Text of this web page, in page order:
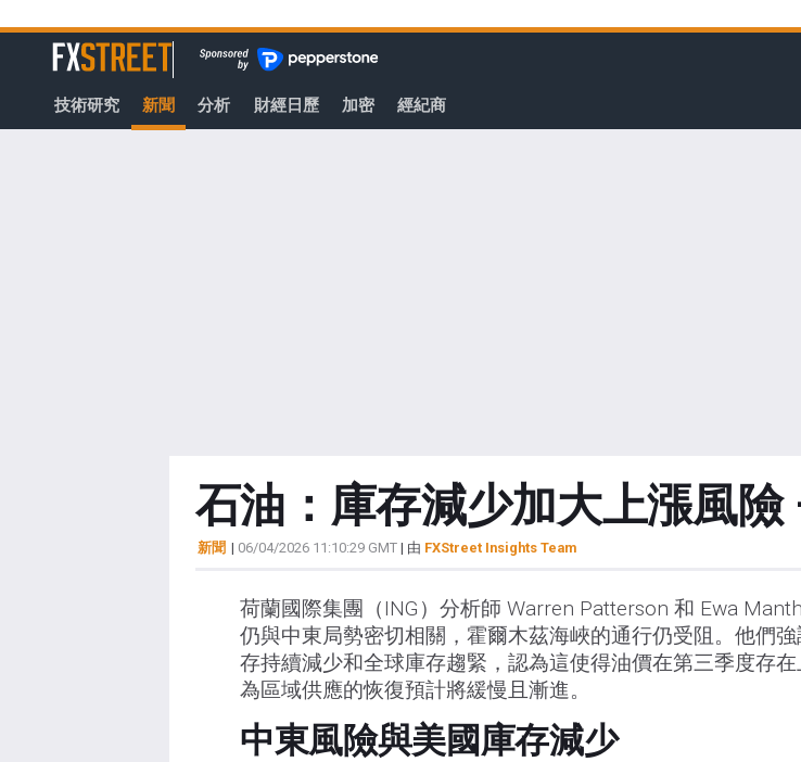
至
容
FXStreet
技術研究 新聞 分析 財經日歷 加密 經紀商
石油：庫存減少加大上漲風險
新聞 | 06/04/2026 11:10:29 GMT| 由 FXStreet Insights Team
荷蘭國際集團（ING）分析師 Warren Patterson 和 Ewa
仍與中東局勢密切相關，霍爾木茲海峽的通行仍受阻。他們
存持續減少和全球庫存趨緊，認為這使得油價在第三季度存
為區域供應的恢復預計將緩慢且漸進。
中東風險與美國庫存減少